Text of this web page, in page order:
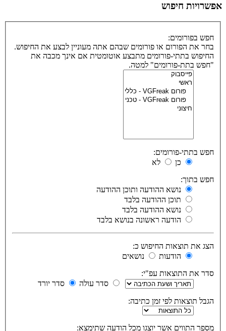
אפשרויות חיפוש
חפש בפורומים:
בחר את הפורום או פורומים שבהם אתה מעוניין לבצע את החיפוש.
החיפוש בתתי-פורומים מתבצע אוטומטית אם אינך מכבה את
"חפש בתת-פורומים" למטה.
חפש בתתי-פורומים:
כן
לא
חפש בתוך:
נושא ההודעה ותוכן ההודעה
תוכן ההודעה בלבד
נושא ההודעה בלבד
הודעה ראשונה בנושא בלבד
הצג את תוצאות החיפוש כ:
הודעות
נושאים
סדר את התוצאות עפ"י:
סדר עולה
סדר יורד
הגבל תוצאות לפי זמן כתיבה:
מספר התווים אשר יוצגו מכל הודעה שתימצא: